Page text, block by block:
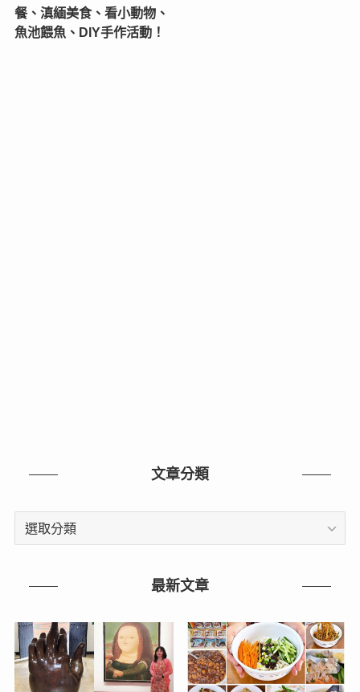
餐、滇緬美食、看小動物、
魚池餵魚、DIY手作活動！
文章分類
文
最新文章